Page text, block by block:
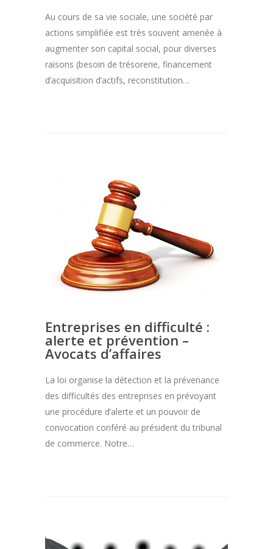
Au cours de sa vie sociale, une société par
actions simplifiée est très souvent amenée à
augmenter son capital social, pour diverses
raisons (besoin de trésorerie, financement
d’acquisition d’actifs, reconstitution…
Entreprises en difficulté :
alerte et prévention –
Avocats d’affaires
La loi organise la détection et la prévenance
des difficultés des entreprises en prévoyant
une procédure d’alerte et un pouvoir de
convocation conféré au président du tribunal
de commerce. Notre…